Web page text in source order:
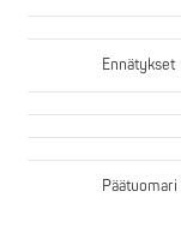
Ennätykset